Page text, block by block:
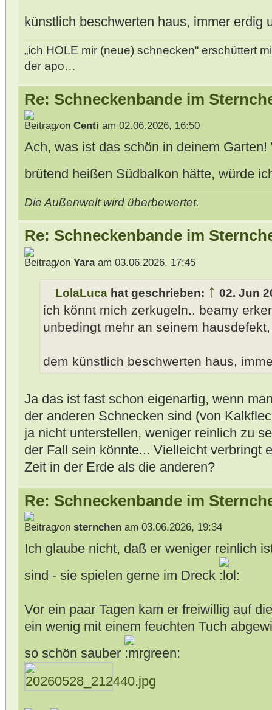
künstlich beschwerten haus, immer erdig
„ich HOLE mir (neue) schnecken“ erschüttert
der apo…
Re: Schneckenbande im
von Centi am 02.06.2026, 16:50
Ach, was ist das schön in deinem
brütend heißen Südbalkon hätte, würde
Die Außenwelt wird überbewertet.
Re: Schneckenbande im
von Yaraam 03.06.2026, 17:45
LolaLucahat geschrieben: ↑ 02. Jun
ich könnt mich zerkugeln.. beamy
unbedingt mehr an seinem
dem künstlich beschwerten haus,
Ja das ist fast schon eigenartig, wenn
der anderen Schnecken sind (von
ja nicht unterstellen, weniger reinlich zu
der Fall sein könnte... Vielleicht verbringt
Zeit in der Erde als die anderen?
Re: Schneckenbande im
von sternchenam 03.06.2026, 19:34
Ich glaube nicht, daß er weniger reinlich
sind - sie spielen gerne im Dreck
Vor ein paar Tagen kam er freiwillig auf
ein wenig mit einem feuchten Tuch
so schön sauber